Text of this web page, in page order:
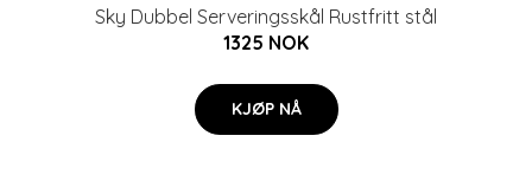
Sky Dubbel Serveringsskål Rustfritt stål
1325 NOK
KJØP NÅ